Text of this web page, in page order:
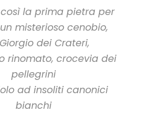
così la prima pietra per
misterioso cenobio,
dei Crateri,
rinomato, crocevia dei
pellegrini
ad insoliti canonici
bianchi